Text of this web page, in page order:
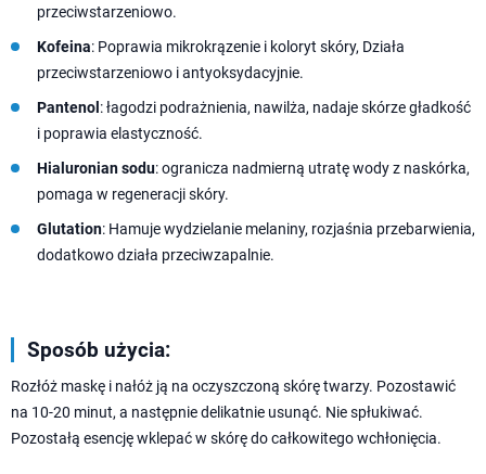
przeciwstarzeniowo.
Kofeina: Poprawia mikrokrązenie i koloryt skóry, Działa
przeciwstarzeniowo i antyoksydacyjnie.
Pantenol : łagodzi podrażnienia, nawilża, nadaje skórze gładkość
i poprawia elastyczność.
Hialuroniansodu: ogranicza nadmierną utratę wody z naskórka,
pomaga w regeneracji skóry.
Glutation: Hamuje wydzielanie melaniny, rozjaśnia przebarwienia,
dodatkowo działa przeciwzapalnie.
Sposób użycia:
Rozłóż maskę i nałóż ją na oczyszczoną skórę twarzy. Pozostawić
na 10-20 minut, a następnie delikatnie usunąć. Nie spłukiwać.
Pozostałą esencję wklepać w skórę do całkowitego wchłonięcia.